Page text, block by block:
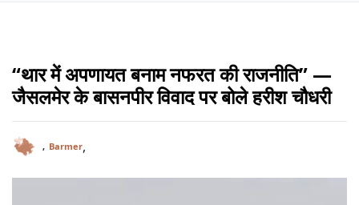
“थार में अपणायत बनाम नफरत की राजनीति” —
जैसलमेर के बासनपीर विवाद पर बोले हरीश चौधरी
, Barmer,